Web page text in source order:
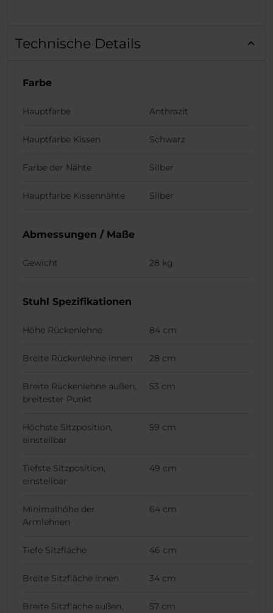
Technische Details
Farbe
Hauptfarbe Anthrazit
Hauptfarbe Kissen Schwarz
Farbe der Nähte Silber
Hauptfarbe Kissennähte Silber
Abmessungen / Maße
Gewicht 28 kg
Stuhl Spezifikationen
Höhe Rückenlehne 84 cm
Breite Rückenlehne innen 28 cm
Breite Rückenlehne außen,
breitester Punkt
53 cm
Höchste Sitzposition,
einstellbar
59 cm
Tiefste Sitzposition,
einstellbar
49 cm
Minimalhöhe der
Armlehnen
64 cm
Tiefe Sitzfläche 46 cm
Breite Sitzfläche innen 34 cm
Breite Sitzfläche außen,
57 cm